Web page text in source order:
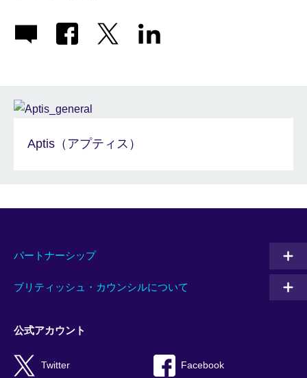
Aptis（アプティス）
パートナーシップ
ブリティッシュ・カウンシルについて
公式アカウント
Twitter Facebook